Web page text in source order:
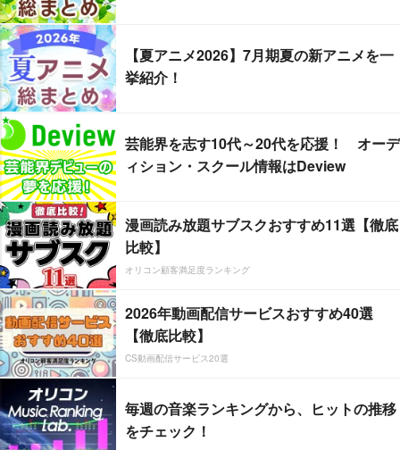
【夏アニメ2026】7月期夏の新アニメを一
挙紹介！
芸能界を志す10代～20代を応援！ オーデ
ィション・スクール情報はDeview
漫画読み放題サブスクおすすめ11選【徹底
比較】
オリコン顧客満足度ランキング
2026年動画配信サービスおすすめ40選
【徹底比較】
CS動画配信サービス20選
毎週の音楽ランキングから、ヒットの推移
をチェック！